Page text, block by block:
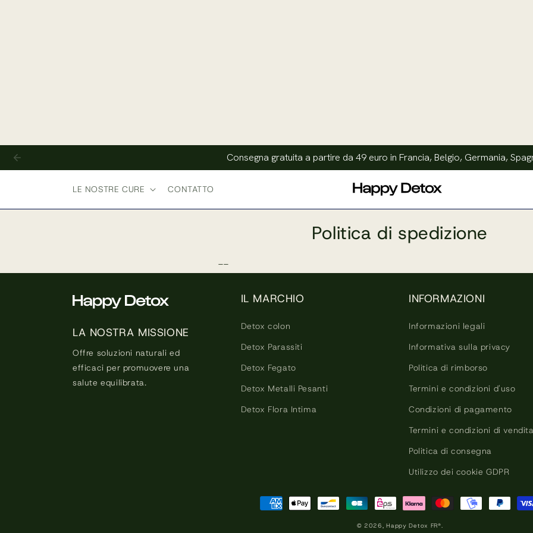
Consegna gratuita a partire da 49 euro in Francia, Belgio, Germania,
LE NOSTRE CURE CONTATTO
Politica di spedizione
--
LA NOSTRA MISSIONE
Offre soluzioni naturali ed
efficaci per promuovere una
salute equilibrata.
IL MARCHIO
Detox colon
Detox Parassiti
Detox Fegato
Detox Metalli Pesanti
Detox Flora Intima
INFORMAZIONI
Informazioni legali
Informativa sulla privacy
Politica di rimborso
Termini e condizioni d'uso
Condizioni di pagamento
Termini e condizioni di vendita
Politica di consegna
Utilizzo dei cookie GDPR
Metodi
© 2026,Happy Detox FR®.